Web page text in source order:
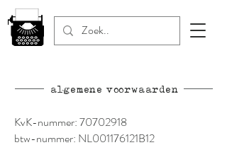
algemene voorwaarden
KvK-nummer:70702918
btw-nummer: NL001176121B12